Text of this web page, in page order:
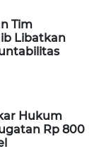
Tim
Libatkan
Hukum
Rp 800